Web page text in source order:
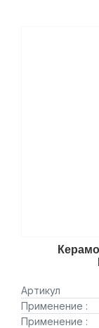
Артикул
Применение :
Применение :